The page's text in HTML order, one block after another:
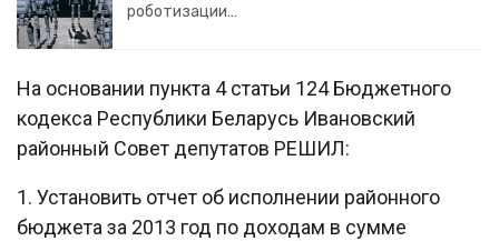
роботизации…
На основании пункта 4 статьи 124 Бюджетного
кодекса Республики Беларусь Ивановский
районный Совет депутатов РЕШИЛ:
1. Установить отчет об исполнении районного
бюджета за 2013 год по доходам в сумме